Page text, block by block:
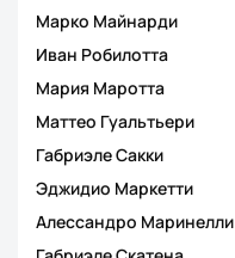
Марко Майнарди
Иван Робилотта
Мария Маротта
Маттео Гуальтьери
Габриэле Сакки
Эджидио Маркетти
Алессандро Маринелли